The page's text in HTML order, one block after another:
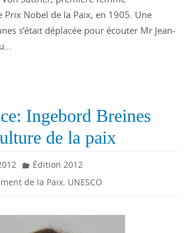
Prix Nobel de la Paix, en 1905. Une
s’était déplacée pour écouter Mr Jean-
Ingebord Breines
de la paix
Édition 2012
de la Paix, UNESCO